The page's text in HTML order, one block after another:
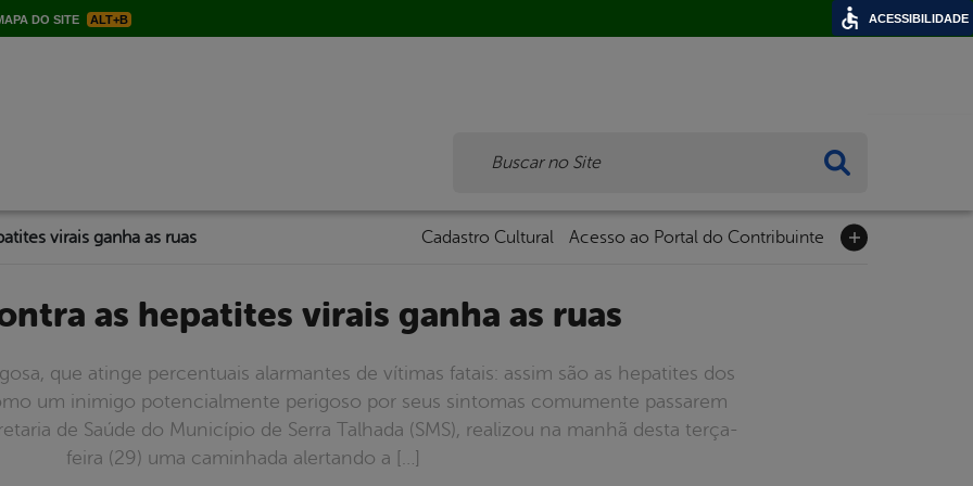
DO SITE ALT+B
virais ganha as ruas Cadastro Cultural Acesso ao Portal do Contribuinte
as hepatites virais ganha as ruas
que atinge percentuais alarmantes de vítimas fatais: assim são as hepatites dos
um inimigo potencialmente perigoso por seus sintomas comumente passarem
de Saúde do Município de Serra Talhada (SMS), realizou na manhã desta terça-
feira (29) uma caminhada alertando a […]
ACESSIBILIDADE